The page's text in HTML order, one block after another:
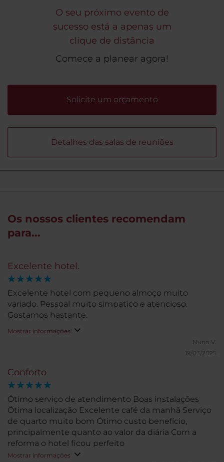
O seu próximo evento de
sucesso está a apenas um
clique de distância
Comece a planear agora!
Solicite um orçamento
Detalhes das salas de reuniões
Os nossos clientes recomendam
para...
Excelente hotel.
Excelente hotel com pequeno almoço muito
variado. Pessoal muito simpatico e atencioso.
Gostamos hastante.
Mostrar informações
Nuno V.
19/03/2025
Conforto
Ótimo serviço de atendimento Boas instalações
Ótima localização Excelente café da manhã Serviço
de quarto muito bom Ótimo custo benefício,
principalmente quanto ao valor da diária Com a
reforma o hotel ficou perfeito
Mostrar informações